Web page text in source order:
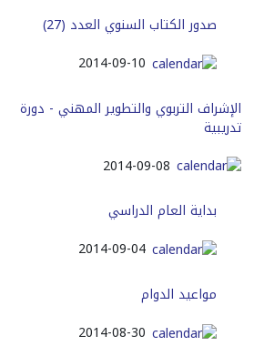
صدور الكتاب السنوي العدد (27)
2014-09-10
الإشراف التربوي والتطوير المهني - دورة
تدريبية
2014-09-08
بداية العام الدراسي
2014-09-04
مواعيد الدوام
2014-08-30